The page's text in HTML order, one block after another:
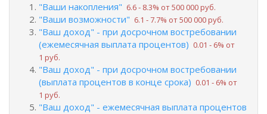
"Ваши накопления" 6.6 ‑ 8.3% от 500 000 руб.
"Ваши возможности" 6.1 ‑ 7.7% от 500 000 руб.
"Ваш доход" - при досрочном востребовании
(ежемесячная выплата процентов) 0.01 ‑ 6% от
1 руб.
"Ваш доход" - при досрочном востребовании
(выплата процентов в конце срока) 0.01 ‑ 6% от
1 руб.
"Ваш доход" - ежемесячная выплата процентов